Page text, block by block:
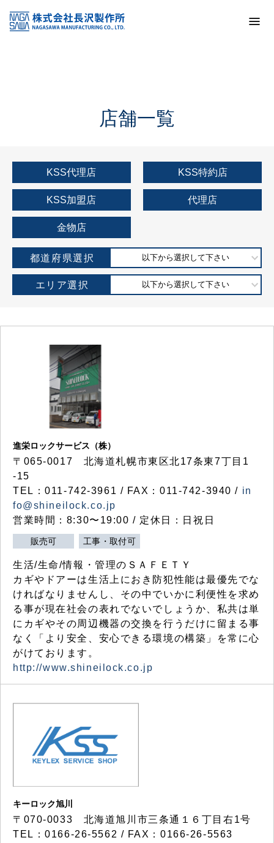
KSS加盟店・取扱店情報
店舗一覧
店舗一覧
KSS代理店 KSS特約店
KSS加盟店 代理店
金物店
都道府県選択 以下から選択して下さい
エリア選択 以下から選択して下さい
進栄ロックサービス（株）
〒065-0017 北海道札幌市東区北17条東7丁目1
-15
TEL：011-742-3961 / FAX：011-742-3940 / in
fo@shineilock.co.jp
営業時間：8:30〜19:00 / 定休日：日祝日
販売可 工事・取付可
生活/生命/情報・管理のＳＡＦＥＴＹ
カギやドアーは生活上におき防犯性能は最優先でな
ければなりませんし、その中でいかに利便性を求め
る事が現在社会の表れでないでしょうか、私共は単
にカギやその周辺機器の交換を行うだけに留まる事
なく「より安全、安心できる環境の構築」を常に心
がけております。
http://www.shineilock.co.jp
キーロック旭川
〒070-0033 北海道旭川市三条通１６丁目右1号
TEL：0166-26-5562 / FAX：0166-26-5563